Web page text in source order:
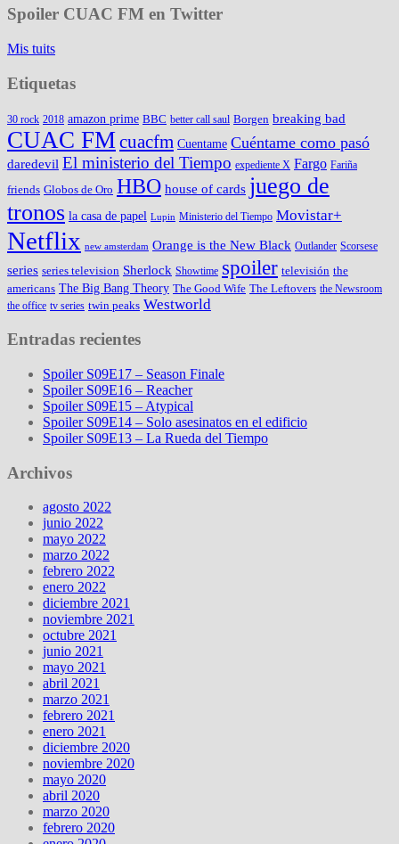
Spoiler CUAC FM en Twitter
Mis tuits
Etiquetas
30 rock 2018 amazon prime BBC better call saul Borgen breaking bad
CUAC FMcuacfm Cuentame Cuéntame como pasó
daredevil El ministerio del Tiempo expediente X Fargo Fariña
friends Globos de Oro HBO house of cards juego de
tronos la casa de papel Lupin Ministerio del Tiempo Movistar+
Netflix new amsterdam Orange is the New Black Outlander Scorsese
series series television Sherlock Showtime spoiler televisión the
americans The Big Bang Theory The Good Wife The Leftovers the Newsroom
the office tv series twin peaks Westworld
Entradas recientes
Spoiler S09E17 – Season Finale
Spoiler S09E16 – Reacher
Spoiler S09E15 – Atypical
Spoiler S09E14 – Solo asesinatos en el edificio
Spoiler S09E13 – La Rueda del Tiempo
Archivos
agosto 2022
junio 2022
mayo 2022
marzo 2022
febrero 2022
enero 2022
diciembre 2021
noviembre 2021
octubre 2021
junio 2021
mayo 2021
abril 2021
marzo 2021
febrero 2021
enero 2021
diciembre 2020
noviembre 2020
mayo 2020
abril 2020
marzo 2020
febrero 2020